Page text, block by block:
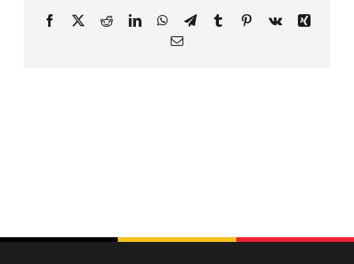
Facebook
X RedditLinkedInWhatsApp
TelegramTumblr PinterestVk
Xing
Email